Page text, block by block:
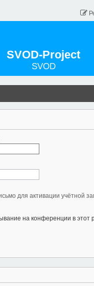
SVOD-Project
SVOD
для активации учётной
на конференции в этот